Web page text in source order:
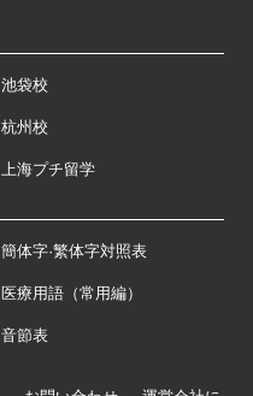
池袋校
杭州校
上海プチ留学
簡体字·繁体字対照表
医療用語（常用編）
音節表